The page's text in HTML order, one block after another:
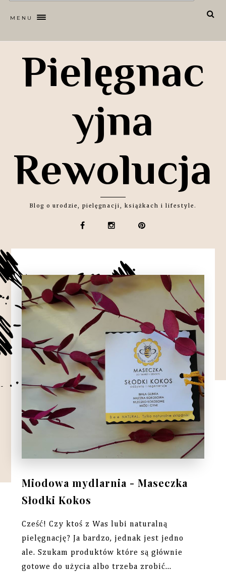
MENU
Pielęgnac
yjna
Rewolucja
Blog o urodzie, pielęgnacji, książkach i lifestyle.
Miodowa mydlarnia - Maseczka
Słodki Kokos
Cześć! Czy ktoś z Was lubi naturalną
pielęgnację? Ja bardzo, jednak jest jedno
ale. Szukam produktów które są głównie
gotowe do użycia albo trzeba zrobić...